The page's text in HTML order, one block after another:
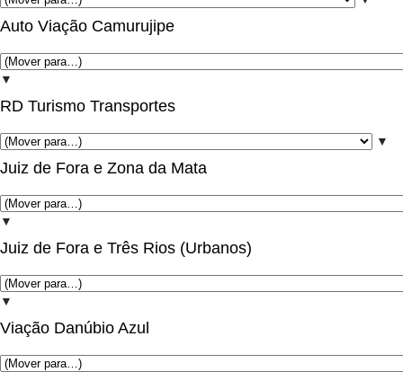
Auto Viação Camurujipe
▼
RD Turismo Transportes
▼
Juiz de Fora e Zona da Mata
▼
Juiz de Fora e Três Rios (Urbanos)
▼
Viação Danúbio Azul